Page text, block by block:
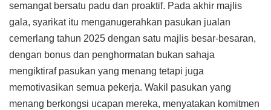
semangat bersatu padu dan proaktif. Pada akhir majlis
gala, syarikat itu menganugerahkan pasukan jualan
cemerlang tahun 2025 dengan satu majlis besar-besaran,
dengan bonus dan penghormatan bukan sahaja
mengiktiraf pasukan yang menang tetapi juga
memotivasikan semua pekerja. Wakil pasukan yang
menang berkongsi ucapan mereka, menyatakan komitmen